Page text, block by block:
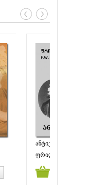
ანტიქრისტიანი
ფრიდრიხ ნიცშე
კალათაში